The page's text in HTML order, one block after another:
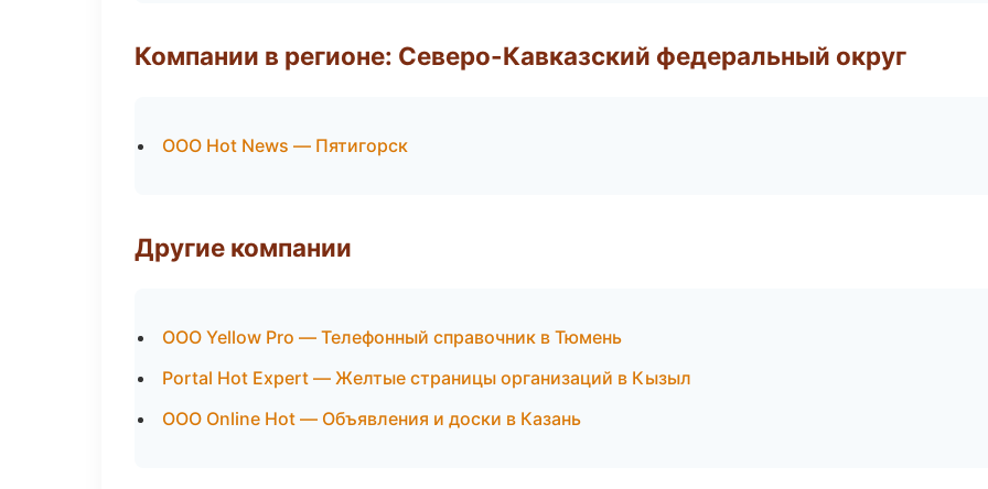
Компании в регионе: Северо-Кавказский федеральный округ
ООО Hot News — Пятигорск
Другие компании
ООО Yellow Pro — Телефонный справочник в Тюмень
Portal Hot Expert — Желтые страницы организаций в Кызыл
ООО Online Hot — Объявления и доски в Казань